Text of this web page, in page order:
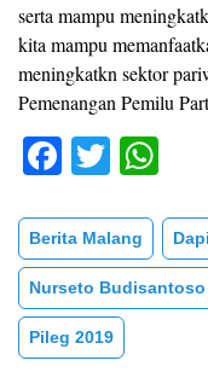
serta mampu
kita mampu
meningkatkn sektor
Pemenangan Pemilu
F
c
e
b
o
T
tt
er
at
s
A
Berita Malang
Nurseto Budisantoso
Pileg 2019